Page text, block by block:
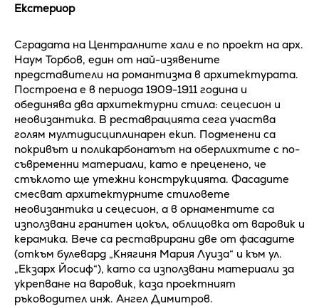
Екстериор
Сградата на Централните хали е по проект на арх.
Наум Торбов, един от най-изявените
представители на романтизма в архитектурата.
Построена е в периода 1909-1911 година и
обединява два архитектурни стила: сецесион и
неовизантика. В реставрацията сега участва
голям мултидисциплинарен екип. Подменени са
покривът и поликарбонатът на оберлихтите с по-
съвременни материали, като е преценено, че
стъклото ще утежни конструкцията. Фасадите
смесват архитектурните стиловете
неовизантика и сецесион, а в орнаментите са
използвани гранитен цокъл, облицовка от варовик и
керамика. Вече са реставрирани две от фасадите
(откъм булевард „Княгиня Мария Луиза“ и към ул.
„Екзарх Йосиф“), като са използвани материали за
укрепване на варовик, каза проектният
ръководител инж. Ангел Димитров.